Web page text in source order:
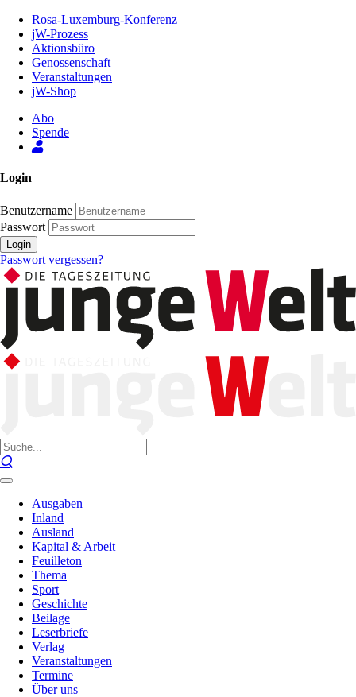
Inhalt
Seite
Rosa-Luxemburg-Konferenz
jW-Prozess
Aktionsbüro
Genossenschaft
Veranstaltungen
jW-Shop
Abo
Spende
Login
Benutzername
Passwort
Login
Passwort vergessen?
Ausgaben
Inland
Ausland
Kapital & Arbeit
Feuilleton
Thema
Sport
Geschichte
Beilage
Leserbriefe
Verlag
Veranstaltungen
Termine
Über uns